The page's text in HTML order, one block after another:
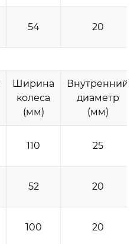
54 20
Ширина
колеса
(мм)
Внутренний
диаметр
(мм)
110 25
52 20
100 20